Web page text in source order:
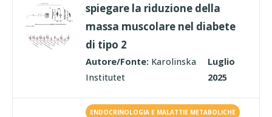
spiegare la riduzione della
massa muscolare nel diabete
di tipo 2
Autore/Fonte: Karolinska
Institutet
Luglio
2025
ENDOCRINOLOGIA E MALATTIE METABOLICHE